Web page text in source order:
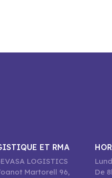
ET RMA
LOGISTICS
Martorell 96,
De